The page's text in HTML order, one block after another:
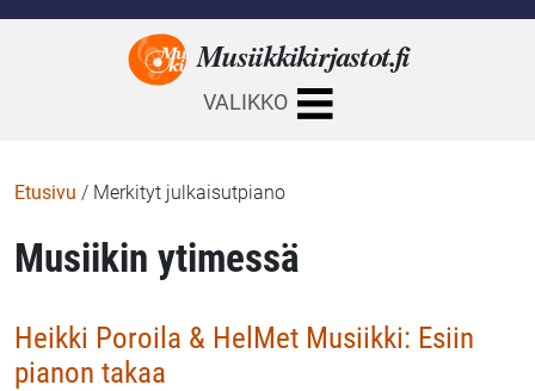
Musiikkikirjastot.fi
VALIKKO
Etusivu / Merkityt julkaisutpiano
Musiikin ytimessä
Heikki Poroila & HelMet Musiikki: Esiin
pianon takaa